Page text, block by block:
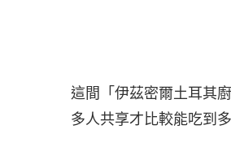
這間「伊茲密爾土耳其
多人共享才比較能吃到